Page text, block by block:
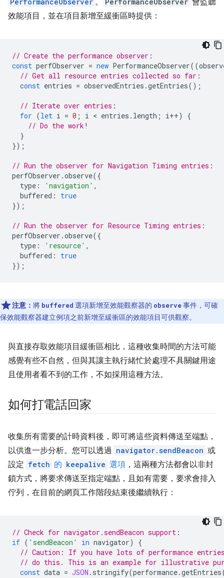
。
會監聽
效能項目，並在項目新增至緩衝區時提供：
// Create the performance observer:
const perfObserver = new PerformanceObserver((
// Get all resource entries collected so far:
const entries = observedEntries .getEntries();
// Iterate over entries:
for (let i = 0 ; i < entries . length ; i++)
{
// Do the work!
}
});
// Run the observer for Navigation Timing entries:
perfObserver .observe({
type : 'navigation' ,
buffered :
true
});
// Run the observer for Resource Timing entries:
perfObserver .observe({
type : 'resource' ,
buffered :
true
});
注意： 將 buffered 選項新增至效能觀察器的 observe事件，可確
保效能觀察器建立例項之前新增至緩衝區的效能項目可供觀察。
與直接存取效能項目緩衝區相比，這種收集時間的方法可能
感覺有些不自然，但與其讓主執行緒忙於處理不具關鍵用途
且使用者看不到的工作，不如採用這種方法。
如何打電話回家
收集所有需要的計時資料後，即可將這些資料傳送至端點，
以供進一步分析。您可以透過 navigator.sendBeacon 或
設定 fetch 的 keepalive 選項 ，這兩種方法都會以非封
鎖方式，將要求傳送至指定端點，且如有需要，要求會排入
佇列，在目前的網頁工作階段結束後繼續執行：
// Check for navigator.sendBeacon support:
if ( 'sendBeacon' in navigator)
{
// Caution: If you have lots of performance
// do this. This is an example for illustrative
const data = JSON . stringify(performance.getEntries